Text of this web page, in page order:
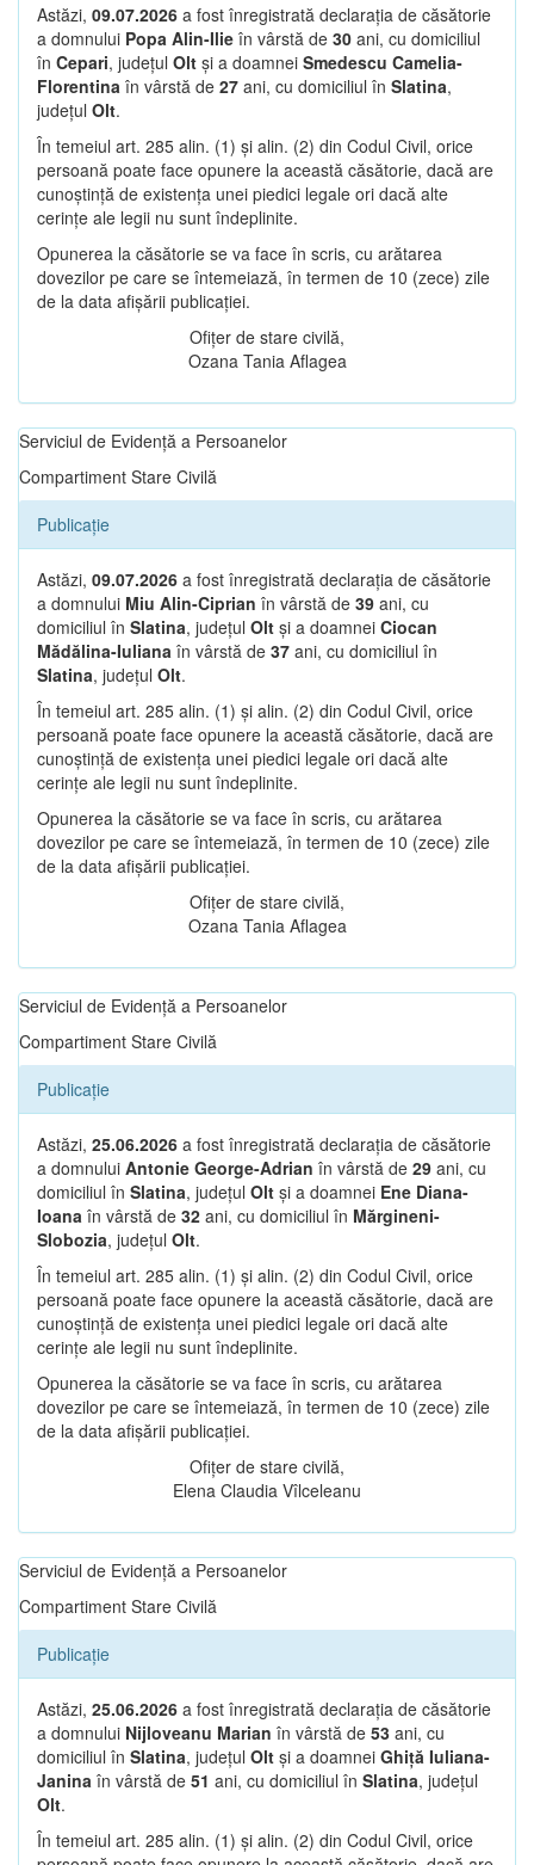
Astăzi, 09.07.2026 a fost înregistrată declarația de căsătorie
a domnului Popa Alin-Ilie în vârstă de 30 ani, cu domiciliul
în Cepari, județul Olt și a doamnei Smedescu Camelia-
Florentina în vârstă de 27 ani, cu domiciliul în Slatina,
județul Olt.
În temeiul art. 285 alin. (1) și alin. (2) din Codul Civil, orice
persoană poate face opunere la această căsătorie, dacă are
cunoștință de existența unei piedici legale ori dacă alte
cerințe ale legii nu sunt îndeplinite.
Opunerea la căsătorie se va face în scris, cu arătarea
dovezilor pe care se întemeiază, în termen de 10 (zece) zile
de la data afișării publicației.
Ofițer de stare civilă,
Ozana Tania Aflagea
Serviciul de Evidență a Persoanelor
Compartiment Stare Civilă
Publicație
Astăzi, 09.07.2026 a fost înregistrată declarația de căsătorie
a domnului Miu Alin-Ciprian în vârstă de 39 ani, cu
domiciliul în Slatina, județul Olt și a doamnei Ciocan
Mădălina-Iuliana în vârstă de 37 ani, cu domiciliul în
Slatina, județul Olt.
În temeiul art. 285 alin. (1) și alin. (2) din Codul Civil, orice
persoană poate face opunere la această căsătorie, dacă are
cunoștință de existența unei piedici legale ori dacă alte
cerințe ale legii nu sunt îndeplinite.
Opunerea la căsătorie se va face în scris, cu arătarea
dovezilor pe care se întemeiază, în termen de 10 (zece) zile
de la data afișării publicației.
Ofițer de stare civilă,
Ozana Tania Aflagea
Serviciul de Evidență a Persoanelor
Compartiment Stare Civilă
Publicație
Astăzi, 25.06.2026 a fost înregistrată declarația de căsătorie
a domnului Antonie George-Adrian în vârstă de 29 ani, cu
domiciliul în Slatina, județul Olt și a doamnei Ene Diana-
Ioana în vârstă de 32 ani, cu domiciliul în Mărgineni-
Slobozia, județul Olt.
În temeiul art. 285 alin. (1) și alin. (2) din Codul Civil, orice
persoană poate face opunere la această căsătorie, dacă are
cunoștință de existența unei piedici legale ori dacă alte
cerințe ale legii nu sunt îndeplinite.
Opunerea la căsătorie se va face în scris, cu arătarea
dovezilor pe care se întemeiază, în termen de 10 (zece) zile
de la data afișării publicației.
Ofițer de stare civilă,
Elena Claudia Vîlceleanu
Serviciul de Evidență a Persoanelor
Compartiment Stare Civilă
Publicație
Astăzi, 25.06.2026 a fost înregistrată declarația de căsătorie
a domnului Nijloveanu Marian în vârstă de 53 ani, cu
domiciliul în Slatina, județul Olt și a doamnei Ghiță Iuliana-
Janina în vârstă de 51 ani, cu domiciliul în Slatina, județul
Olt.
În temeiul art. 285 alin. (1) și alin. (2) din Codul Civil, orice